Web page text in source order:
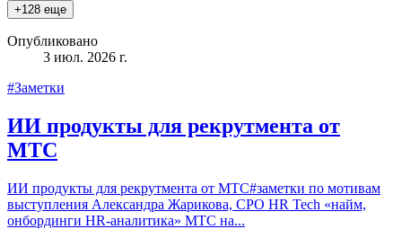
+128 еще
Опубликовано
3 июл. 2026 г.
#Заметки
ИИ продукты для рекрутмента от
МТС
ИИ продукты для рекрутмента от МТС#заметки по мотивам
выступления Александра Жарикова, CPO HR Tech «найм,
онбординги HR-аналитика» МТС на...